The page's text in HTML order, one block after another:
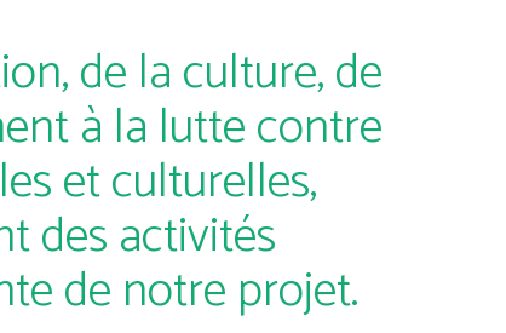
de la culture, de
à la lutte contre
et culturelles,
des activités
de notre projet.